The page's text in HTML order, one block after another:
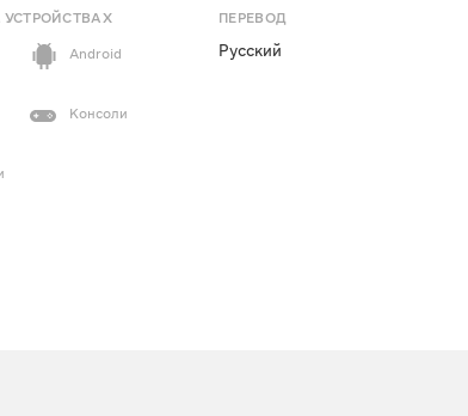
Android
Консоли
ПЕРЕВОД
Русский